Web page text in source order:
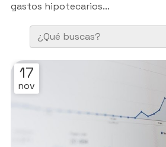
gastos hipotecarios...
17
nov